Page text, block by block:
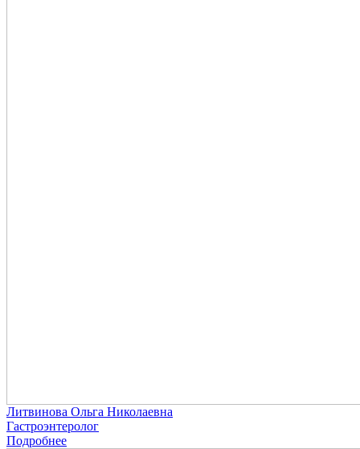
Литвинова Ольга Николаевна
Гастроэнтеролог
Подробнее